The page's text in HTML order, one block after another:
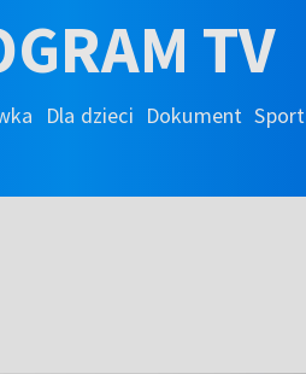
TV
Dla dzieci Dokument Sport